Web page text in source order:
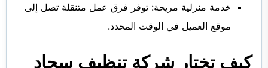
خدمة منزلية مريحة: توفر فرق عمل متنقلة تصل إلى
موقع العميل في الوقت المحدد.
كيف تختار شركة تنظيف سجاد